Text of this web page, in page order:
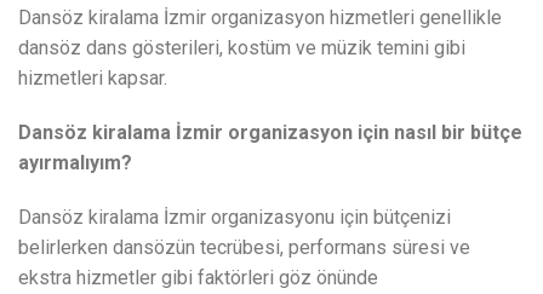
Dansöz kiralama İzmir organizasyon hizmetleri genellikle
dansöz dans gösterileri, kostüm ve müzik temini gibi
hizmetleri kapsar.
Dansöz kiralama İzmir organizasyon için nasıl bir bütçe
ayırmalıyım?
Dansöz kiralama İzmir organizasyonu için bütçenizi
belirlerken dansözün tecrübesi, performans süresi ve
ekstra hizmetler gibi faktörleri göz önünde